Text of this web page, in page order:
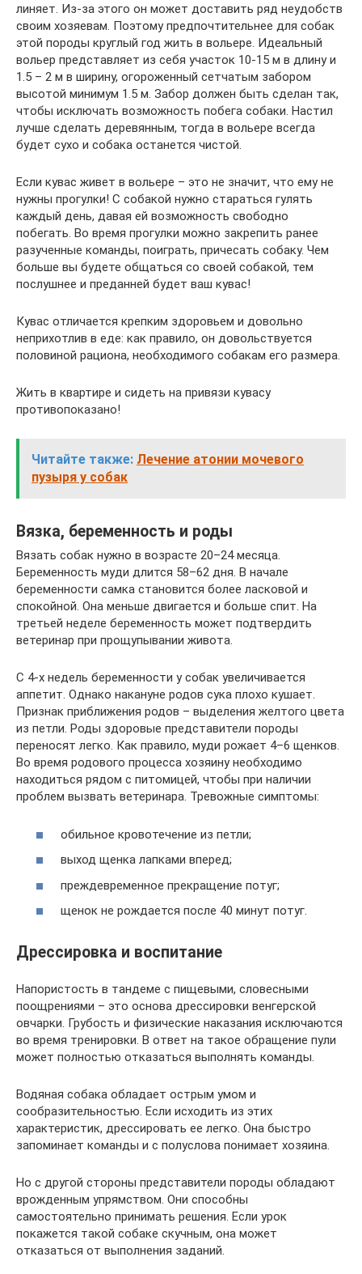
линяет. Из-за этого он может доставить ряд неудобств
своим хозяевам. Поэтому предпочтительнее для собак
этой породы круглый год жить в вольере. Идеальный
вольер представляет из себя участок 10-15 м в длину и
1.5 – 2 м в ширину, огороженный сетчатым забором
высотой минимум 1.5 м. Забор должен быть сделан так,
чтобы исключать возможность побега собаки. Настил
лучше сделать деревянным, тогда в вольере всегда
будет сухо и собака останется чистой.
Если кувас живет в вольере – это не значит, что ему не
нужны прогулки! С собакой нужно стараться гулять
каждый день, давая ей возможность свободно
побегать. Во время прогулки можно закрепить ранее
разученные команды, поиграть, причесать собаку. Чем
больше вы будете общаться со своей собакой, тем
послушнее и преданней будет ваш кувас!
Кувас отличается крепким здоровьем и довольно
неприхотлив в еде: как правило, он довольствуется
половиной рациона, необходимого собакам его размера.
Жить в квартире и сидеть на привязи кувасу
противопоказано!
Читайте также: Лечение атонии мочевого
пузыря у собак
Вязка, беременность и роды
Вязать собак нужно в возрасте 20–24 месяца.
Беременность муди длится 58–62 дня. В начале
беременности самка становится более ласковой и
спокойной. Она меньше двигается и больше спит. На
третьей неделе беременность может подтвердить
ветеринар при прощупывании живота.
С 4-х недель беременности у собак увеличивается
аппетит. Однако накануне родов сука плохо кушает.
Признак приближения родов – выделения желтого цвета
из петли. Роды здоровые представители породы
переносят легко. Как правило, муди рожает 4–6 щенков.
Во время родового процесса хозяину необходимо
находиться рядом с питомицей, чтобы при наличии
проблем вызвать ветеринара. Тревожные симптомы:
обильное кровотечение из петли;
выход щенка лапками вперед;
преждевременное прекращение потуг;
щенок не рождается после 40 минут потуг.
Дрессировка и воспитание
Напористость в тандеме с пищевыми, словесными
поощрениями – это основа дрессировки венгерской
овчарки. Грубость и физические наказания исключаются
во время тренировки. В ответ на такое обращение пули
может полностью отказаться выполнять команды.
Водяная собака обладает острым умом и
сообразительностью. Если исходить из этих
характеристик, дрессировать ее легко. Она быстро
запоминает команды и с полуслова понимает хозяина.
Но с другой стороны представители породы обладают
врожденным упрямством. Они способны
самостоятельно принимать решения. Если урок
покажется такой собаке скучным, она может
отказаться от выполнения заданий.